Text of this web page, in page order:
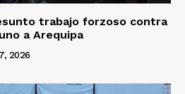
trabajo forzoso contra
a Arequipa
2026